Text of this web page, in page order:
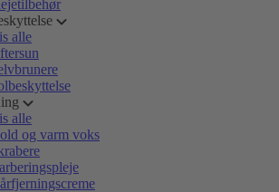
alle
alle
og varm voks